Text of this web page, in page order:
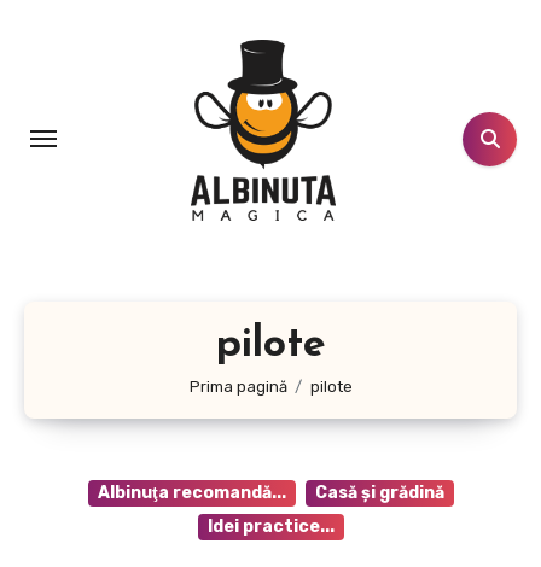
pilote
Prima pagină pilote
Albinuţa recomandă...
Casă şi grădină
Idei practice...